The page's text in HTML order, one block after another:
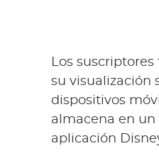
Los
su visualización
dispositivos
almacena en un
aplicación